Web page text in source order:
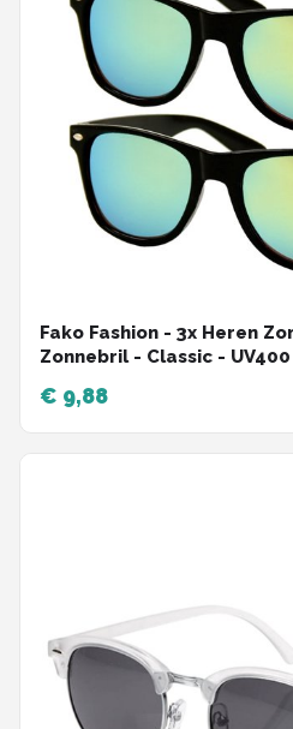
Fako Fashion - 3x Heren
Zonnebril - Classic -
Groen/Gele
€ 9,88